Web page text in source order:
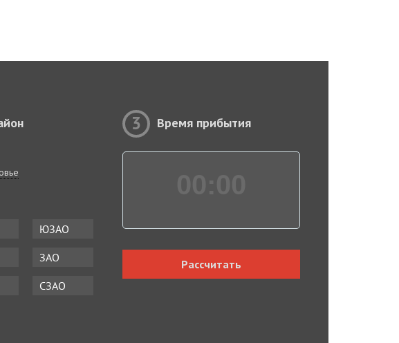
ЮЗАО
ЗАО
СЗАО
3 Время прибытия
Рассчитать